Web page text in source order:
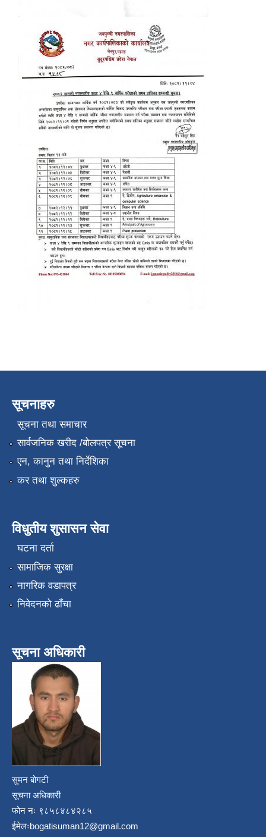
सूचनाहरु
सूचना तथा समाचार
सार्वजनिक खरीद /बोलपत्र सूचना
एन, कानुन तथा निर्देशिका
कर तथा शुल्कहरु
विधुतीय शुसासन सेवा
घटना दर्ता
सामाजिक सुरक्षा
नागरिक वडापत्र
निवेदनको ढाँचा
सूचना अधिकारी
सुमन बोगटी
सूचना अधिकारी
फोन नः ९८५८४८४२८५
ईमेलःbogatisuman12@gmail.com